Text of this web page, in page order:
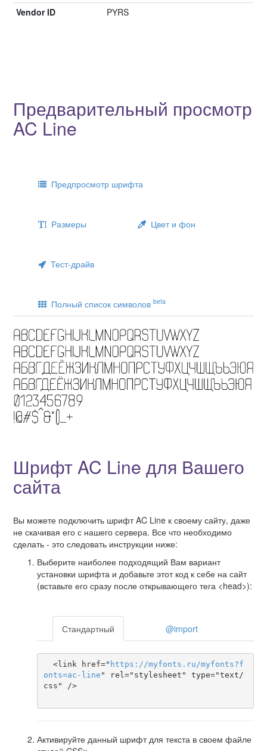
Vendor ID
PYRS
Предварительный просмотр
AC Line
Предпросмотр шрифта
Размеры Цвет и фон
Тест-драйв
Полный список символов beta
Шрифт AC Line для Вашего
сайта
Вы можете подключить шрифт AC Line к своему сайту, даже
не скачивая его с нашего сервера. Все что необходимо
сделать - это следовать инструкции ниже:
Выберите наиболее подходящий Вам вариант
установки шрифта и добавьте этот код к себе на сайт
(вставьте его сразу после открывающего тега <head>):
Стандартный @import
  <link href="
https ://myfonts . ru/myfonts?f
onts=ac-line " rel="stylesheet" type="text/
css" />
Активируйте данный шрифт для текста в своем файле